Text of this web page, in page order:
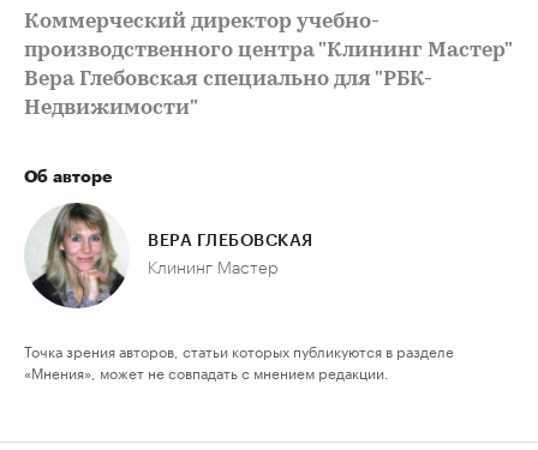
Коммерческий директор учебно-
производственного центра "Клининг Мастер"
Вера Глебовская специально для "РБК-
Недвижимости"
Об авторе
ВЕРА ГЛЕБОВСКАЯ
Клининг Мастер
Точка зрения авторов, статьи которых публикуются в разделе
«Мнения», может не совпадать с мнением редакции.